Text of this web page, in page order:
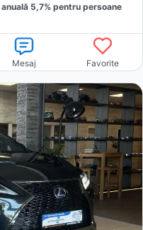
anuală 5,7% pentru persoane
Mesaj Favorite